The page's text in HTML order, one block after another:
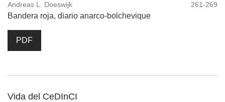
Andreas L. Doeswijk 261-269
Bandera roja, diario anarco-bolchevique
PDF
Vida del CeDInCI